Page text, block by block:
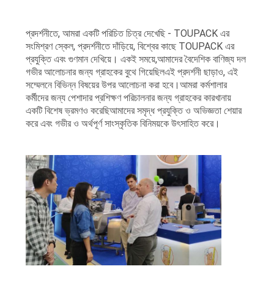
প্রদর্শনীতে, আমরা একটি পরিচিত চিত্র দেখেছি - TOUPACK এর
সংমিশ্রণ স্কেল, প্রদর্শনীতে দাঁড়িয়ে, বিশ্বের কাছে TOUPACK এর
প্রযুক্তি এবং গুণমান দেখিয়ে। একই সময়ে,আমাদের বৈদেশিক বাণিজ্য দল
গভীর আলোচনার জন্য গ্রাহকের বুথে গিয়েছিলএই প্রদর্শনী ছাড়াও, এই
সম্মেলনে বিভিন্ন বিষয়ের উপর আলোচনা করা হবে।আমরা কর্মশালার
কর্মীদের জন্য পেশাদার প্রশিক্ষণ পরিচালনার জন্য গ্রাহকের কারখানায়
একটি বিশেষ ভ্রমণও করেছিআমাদের সমৃদ্ধ প্রযুক্তি ও অভিজ্ঞতা শেয়ার
করে এবং গভীর ও অর্থপূর্ণ সাংস্কৃতিক বিনিময়কে উৎসাহিত করে।